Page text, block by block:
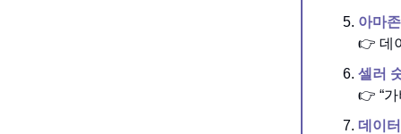
아마
👉 데
셀러
👉 “
데이